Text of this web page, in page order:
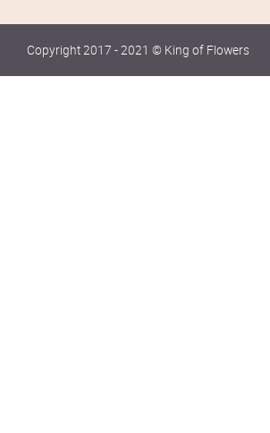
Copyright 2017 - 2021 © King of Flowers